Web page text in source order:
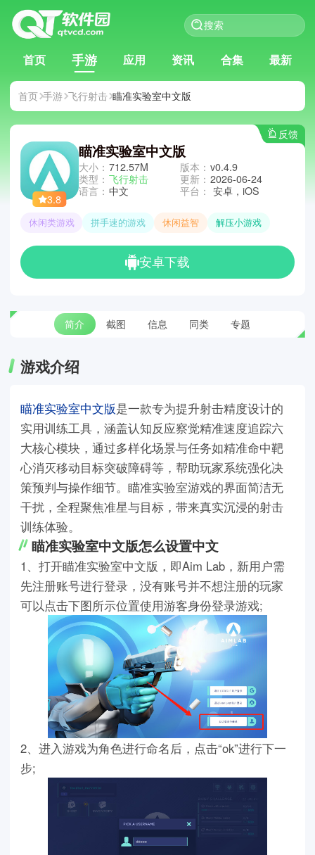
首页 手游 应用 资讯 合集 最新
首页 手游 飞行射击 瞄准实验室中文版
反馈
3.8
瞄准实验室中文版
大小： 712.57M
类型： 飞行射击
语言： 中文
版本： v0.4.9
更新： 2026-06-24
平台： 安卓，iOS
休闲类游戏 拼手速的游戏 休闲益智 解压小游戏
安卓下载
简介 截图 信息 同类 专题
游戏介绍
瞄准实验室中文版是一款专为提升射击精度设计的
实用训练工具，涵盖认知反应察觉精准速度追踪六
大核心模块，通过多样化场景与任务如精准命中靶
心消灭移动目标突破障碍等，帮助玩家系统强化决
策预判与操作细节。瞄准实验室游戏的界面简洁无
干扰，全程聚焦准星与目标，带来真实沉浸的射击
训练体验。
瞄准实验室中文版怎么设置中文
1、打开瞄准实验室中文版，即Aim Lab，新用户需
先注册账号进行登录，没有账号并不想注册的玩家
可以点击下图所示位置使用游客身份登录游戏;
2、进入游戏为角色进行命名后，点击“ok”进行下一
步;